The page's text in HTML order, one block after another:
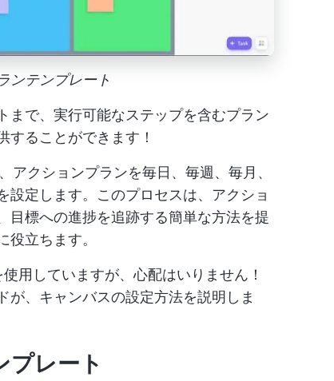
ンテンプレート
まで、実行可能なステップを含むプラン
することができます！
アクションプランを毎日、毎週、毎月、
設定します。このプロセスは、アクショ
目標への進捗を追跡する簡単な方法を提
立ちます。
使用していますが、心配はいりません！
が、キャンバスの設定方法を説明しま
レート